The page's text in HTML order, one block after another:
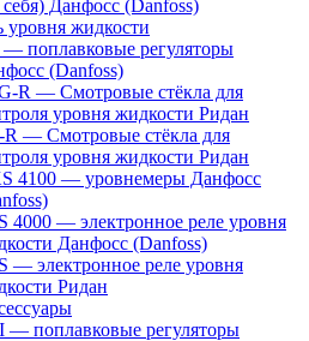
Данфосс (Danfoss)
уровня жидкости
— поплавковые регуляторы
(Danfoss)
R — Смотровые стёкла для
уровня жидкости Ридан
R — Смотровые стёкла для
уровня жидкости Ридан
4100 — уровнемеры Данфосс
4000 — электронное реле уровня
Данфосс (Danfoss)
— электронное реле уровня
Ридан
— поплавковые регуляторы